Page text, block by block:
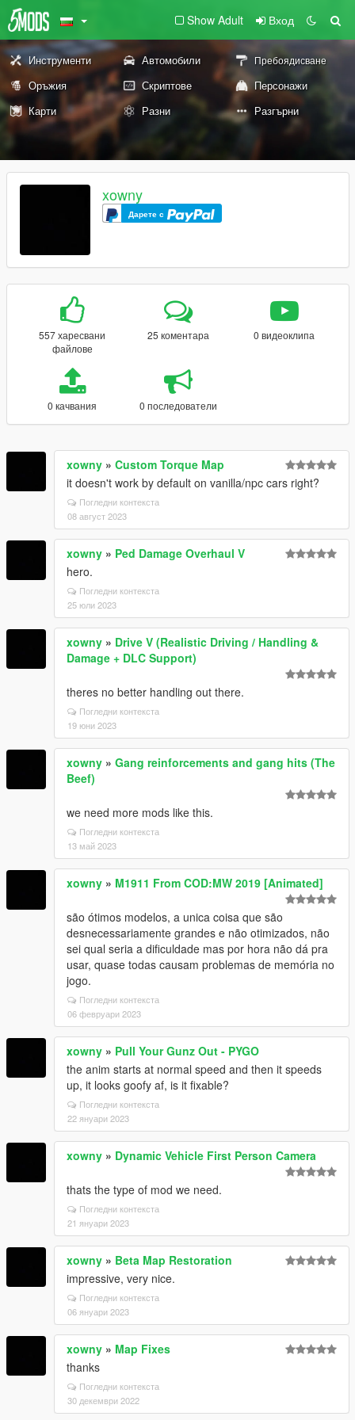
Show Adult Вход
Инструменти Автомобили Пребоядисване
Оръжия Скриптове
Персонажи
Карти
Разни Разгърни
xowny
Дарете с
557 харесвани
файлове
25 коментара 0 видеоклипа
0 качвания 0 последователи
xowny » Custom Torque Map
it doesn't work by default on vanilla/npc cars right?
Погледни контекста
08 август 2023
xowny » Ped Damage Overhaul V
hero.
Погледни контекста
25 юли 2023
xowny » Drive V (Realistic Driving / Handling &
Damage + DLC Support)
theres no better handling out there.
Погледни контекста
19 юни 2023
xowny » Gang reinforcements and gang hits (The
Beef)
we need more mods like this.
Погледни контекста
13 май 2023
xowny » M1911 From COD:MW 2019 [Animated]
são ótimos modelos, a unica coisa que são
desnecessariamente grandes e não otimizados, não
sei qual seria a dificuldade mas por hora não dá pra
usar, quase todas causam problemas de memória no
jogo.
Погледни контекста
06 февруари 2023
xowny » Pull Your Gunz Out - PYGO
the anim starts at normal speed and then it speeds
up, it looks goofy af, is it fixable?
Погледни контекста
22 януари 2023
xowny » Dynamic Vehicle First Person Camera
thats the type of mod we need.
Погледни контекста
21 януари 2023
xowny » Beta Map Restoration
impressive, very nice.
Погледни контекста
06 януари 2023
xowny » Map Fixes
thanks
Погледни контекста
30 декември 2022